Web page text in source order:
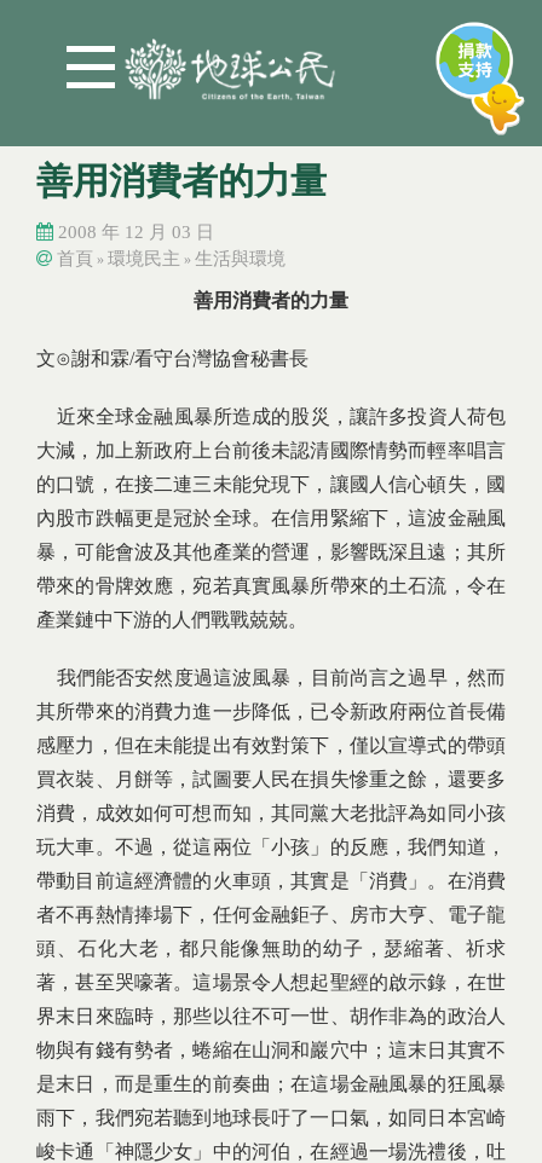
善用消費者的力量
2008 年 12 月 03 日
首頁 » 環境民主 » 生活與環境
善用消費者的力量
文⊙謝和霖/看守台灣協會秘書長
近來全球金融風暴所造成的股災，讓許多投資人荷包
大減，加上新政府上台前後未認清國際情勢而輕率唱言
的口號，在接二連三未能兌現下，讓國人信心頓失，國
內股市跌幅更是冠於全球。在信用緊縮下，這波金融風
暴，可能會波及其他產業的營運，影響既深且遠；其所
帶來的骨牌效應，宛若真實風暴所帶來的土石流，令在
產業鏈中下游的人們戰戰兢兢。
我們能否安然度過這波風暴，目前尚言之過早，然而
其所帶來的消費力進一步降低，已令新政府兩位首長備
感壓力，但在未能提出有效對策下，僅以宣導式的帶頭
買衣裝、月餅等，試圖要人民在損失慘重之餘，還要多
消費，成效如何可想而知，其同黨大老批評為如同小孩
玩大車。不過，從這兩位「小孩」的反應，我們知道，
帶動目前這經濟體的火車頭，其實是「消費」。在消費
者不再熱情捧場下，任何金融鉅子、房市大亨、電子龍
頭、石化大老，都只能像無助的幼子，瑟縮著、祈求
著，甚至哭嚎著。這場景令人想起聖經的啟示錄，在世
界末日來臨時，那些以往不可一世、胡作非為的政治人
物與有錢有勢者，蜷縮在山洞和巖穴中；這末日其實不
是末日，而是重生的前奏曲；在這場金融風暴的狂風暴
雨下，我們宛若聽到地球長吁了一口氣，如同日本宮崎
峻卡通「神隱少女」中的河伯，在經過一場洗禮後，吐